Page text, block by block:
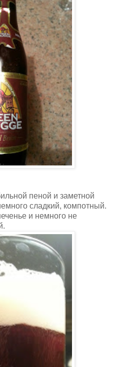
пеной и заметной
сладкий, компотный.
и немного не